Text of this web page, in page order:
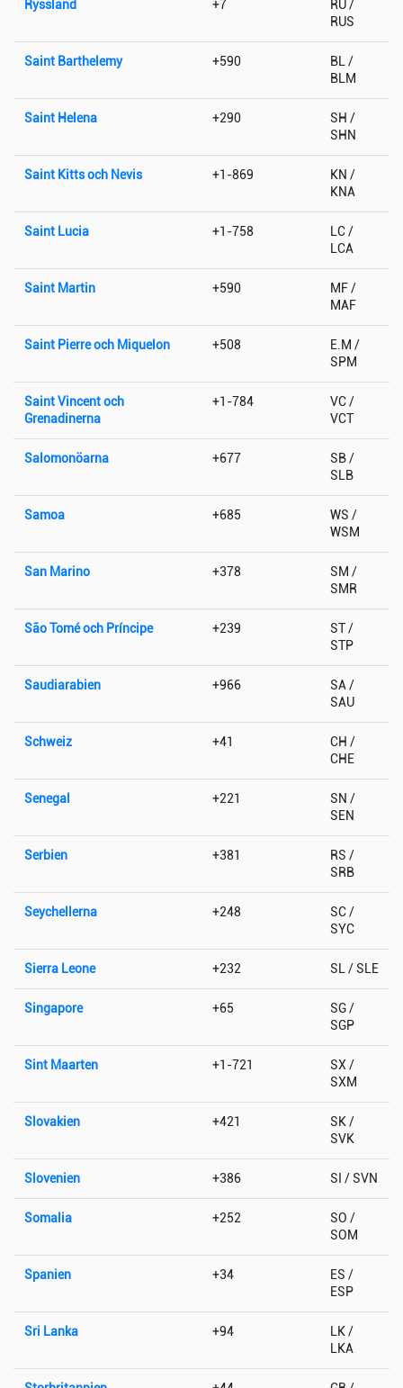
Ryssland +7
RU /
RUS
Saint Barthelemy +590
BL /
BLM
Saint Helena +290
SH /
SHN
Saint Kitts och Nevis +1-869
KN /
KNA
Saint Lucia +1-758
LC /
LCA
Saint Martin +590
MF /
MAF
Saint Pierre och Miquelon +508
E.M /
SPM
Saint Vincent och
Grenadinerna
+1-784
VC /
VCT
Salomonöarna +677
SB /
SLB
Samoa +685
WS /
WSM
San Marino +378
SM /
SMR
São Tomé och Príncipe +239
ST /
STP
Saudiarabien +966
SA /
SAU
Schweiz +41
CH /
CHE
Senegal +221
SN /
SEN
Serbien +381
RS /
SRB
Seychellerna +248
SC /
SYC
Sierra Leone +232 SL / SLE
Singapore +65
SG /
SGP
Sint Maarten +1-721
SX /
SXM
Slovakien +421
SK /
SVK
Slovenien +386 SI / SVN
Somalia +252
SO /
SOM
Spanien +34
ES /
ESP
Sri Lanka +94
LK /
LKA